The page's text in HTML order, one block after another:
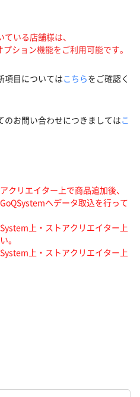
いる店舗様は、
ション機能をご利用可能です。
項目についてはこちらをご確認く
お問い合わせにつきましてはこ
クリエイター上で商品追加後、
へデータ取込を行って
上・ストアクリエイター上
。
上・ストアクリエイター上